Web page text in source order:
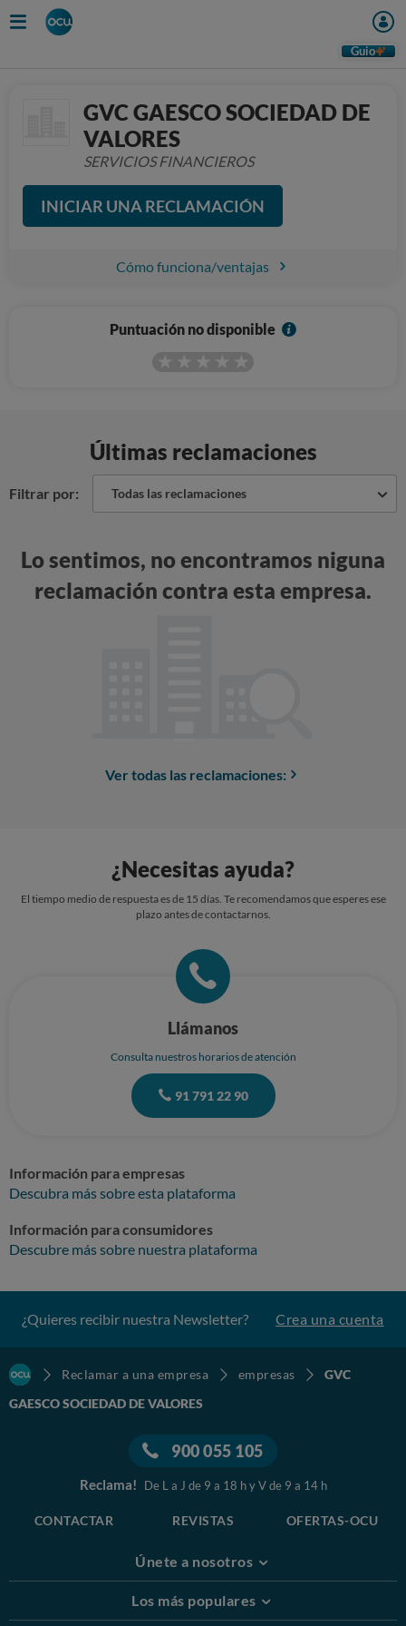
Guio
GVC GAESCO SOCIEDAD DE
VALORES
SERVICIOS FINANCIEROS
INICIAR UNA RECLAMACIÓN
Cómo funciona/ventajas
Puntuación no disponible
I
Últimas reclamaciones
Filtrar por: Todas las reclamaciones
Lo sentimos, no encontramos niguna
reclamación contra esta empresa.
Ver todas las reclamaciones:
¿Necesitas ayuda?
El tiempo medio de respuesta es de 15 días. Te recomendamos que esperes ese
plazo antes de contactarnos.
Llámanos
Consulta nuestros horarios de atención
91 791 22 90
Información para empresas
Descubra más sobre esta plataforma
Información para consumidores
Descubre más sobre nuestra plataforma
¿Quieres recibir nuestra Newsletter? Crea una cuenta
Reclamar a una empresa empresas
GVC
GAESCO SOCIEDAD DE VALORES
900 055 105
Reclama! De L a J de 9 a 18 h y V de 9 a 14 h
CONTACTAR REVISTAS OFERTAS-OCU
Únete a nosotros
Los más populares